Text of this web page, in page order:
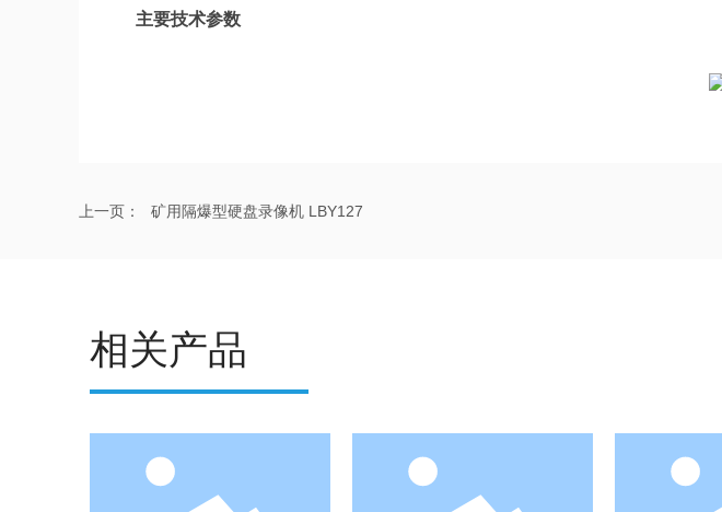
主要技术参数
上一页： 矿用隔爆型硬盘录像机 LBY127
相关产品